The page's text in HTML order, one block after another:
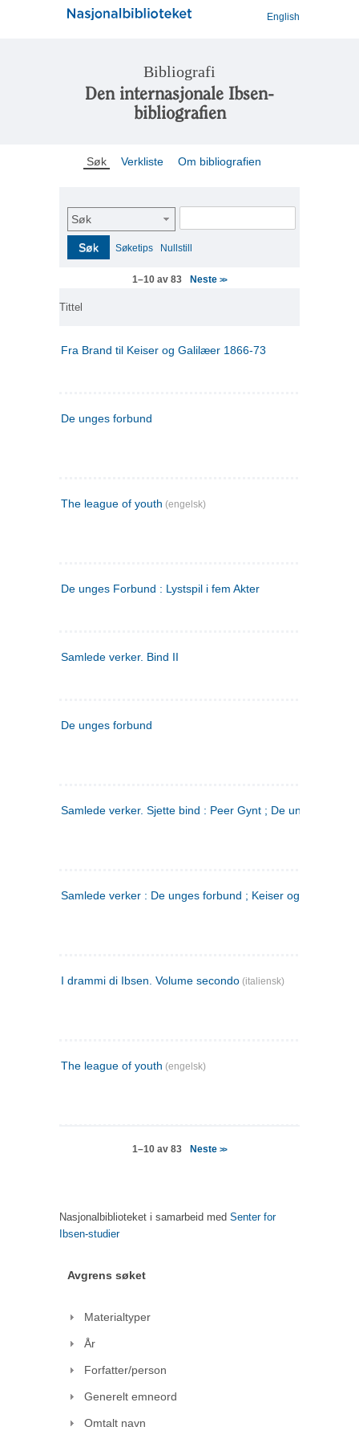
English
Bibliografi
Den internasjonale Ibsen-
bibliografien
Søk Verkliste Om bibliografien
Søk
Søk Søketips Nullstill
1–10 av 83 Neste>>
Tittel
Fra Brand til Keiser og Galilæer 1866-73
De unges forbund
The league of youth (engelsk)
De unges Forbund : Lystspil i fem Akter
Samlede verker. Bind II
De unges forbund
Samlede verker. Sjette bind : Peer Gynt ; De unges
Samlede verker : De unges forbund ; Keiser og Galilæer. 3
I drammi di Ibsen. Volume secondo (italiensk)
The league of youth (engelsk)
1–10 av 83 Neste>>
Nasjonalbiblioteket i samarbeid med Senter for
Ibsen-studier
Avgrens søket
Materialtyper
År
Forfatter/person
Generelt emneord
Omtalt navn